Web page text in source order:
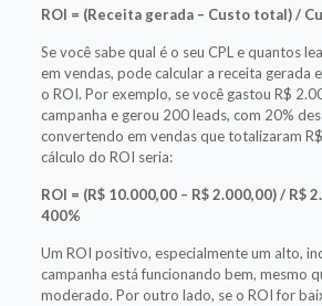
ROI = (Receita gerada – Custo total) /
Se você sabe qual é o seu CPL e quantos
em vendas, pode calcular a receita gerada
o ROI. Por exemplo, se você gastou R$
campanha e gerou 200 leads, com 20%
convertendo em vendas que totalizaram
cálculo do ROI seria:
ROI = (R$ 10.000,00 – R$ 2.000,00) / R$
400%
Um ROI positivo, especialmente um alto,
campanha está funcionando bem, mesmo
moderado. Por outro lado, se o ROI for